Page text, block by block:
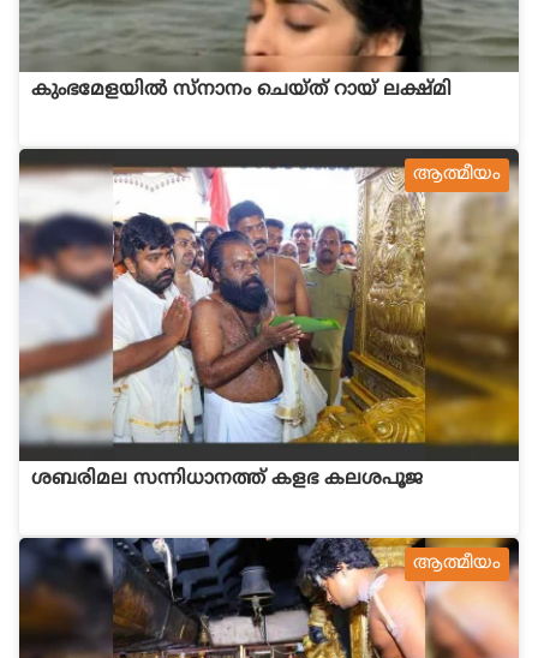
കുംഭമേളയിൽ സ്നാനം ചെയ്ത് റായ് ലക്ഷ്മി
ആത്മീയം
ശബരിമല സന്നിധാനത്ത് കളഭ കലശപൂജ
ആത്മീയം